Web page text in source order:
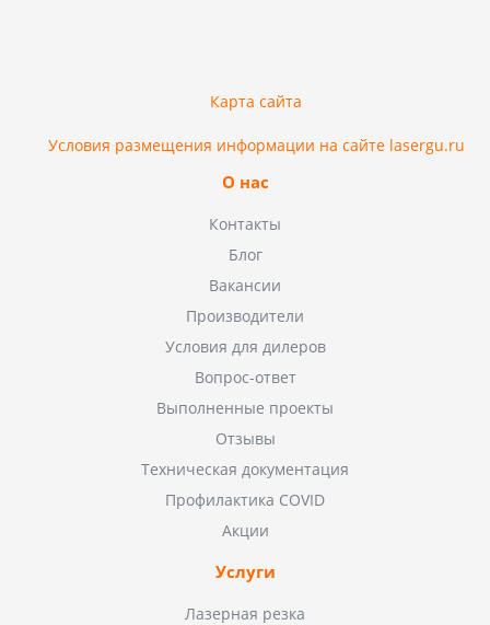
Карта сайта
Условия размещения информации на сайте lasergu.ru
О нас
Контакты
Блог
Вакансии
Производители
Условия для дилеров
Вопрос-ответ
Выполненные проекты
Отзывы
Техническая документация
Профилактика COVID
Акции
Услуги
Лазерная резка